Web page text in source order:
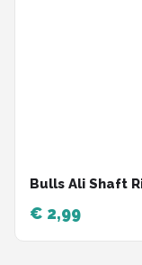
Bulls Ali Shaft
€ 2,99